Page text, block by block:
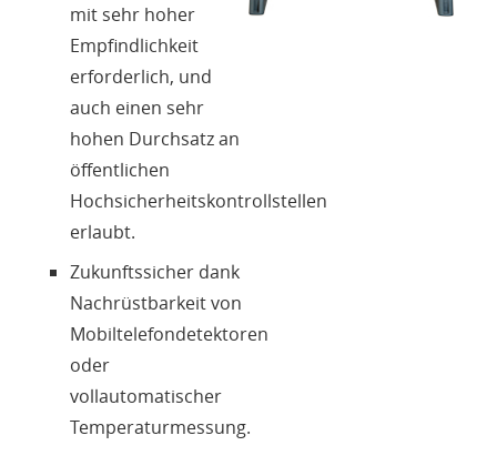
mit sehr hoher
Empfindlichkeit
erforderlich, und
auch einen sehr
hohen Durchsatz an
öffentlichen
Hochsicherheitskontrollstellen
erlaubt.
Zukunftssicher dank
Nachrüstbarkeit von
Mobiltelefondetektoren
oder
vollautomatischer
Temperaturmessung.